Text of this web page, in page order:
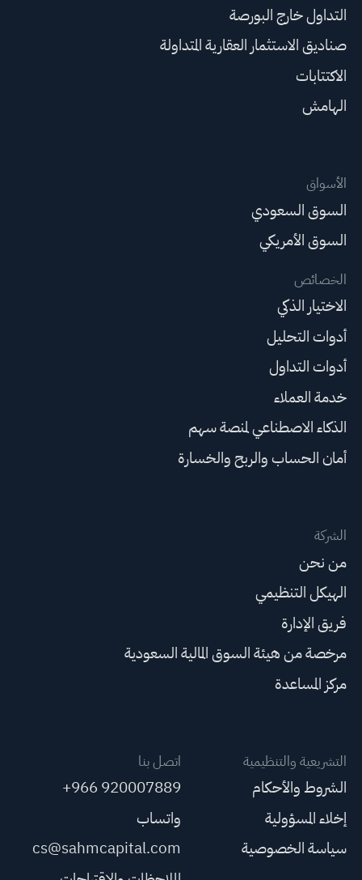
التداول خارج البورصة
صناديق الاستثمار العقارية المتداولة
الاكتتابات
الهامش
الأسواق
السوق السعودي
السوق الأمريكي
الخصائص
الاختيار الذكي
أدوات التحليل
أدوات التداول
خدمة العملاء
الذكاء الاصطناعي لمنصة سهم
أمان الحساب والربح والخسارة
الشركة
من نحن
الهيكل التنظيمي
فريق الإدارة
مرخصة من هيئة السوق المالية السعودية
مركز المساعدة
التشريعية والتنظيمية
الشروط والأحكام
إخلاء المسؤولية
سياسة الخصوصية
اتصل بنا
+966 920007889
واتساب
cs@sahmcapital.com